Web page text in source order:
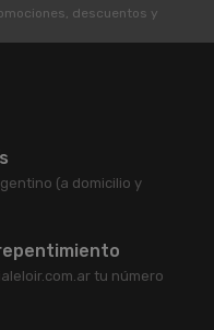
descuentos y
(a domicilio y
tu número